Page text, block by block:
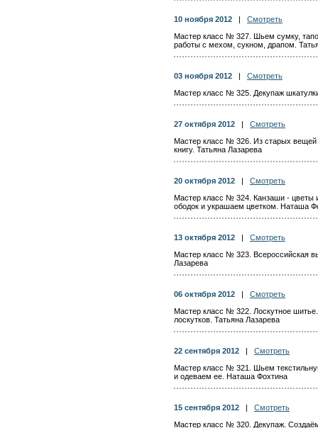
10 ноября 2012
Смотреть
Мастер класс № 327. Шьем сумку,
работы с мехом, сукном, драпом.
03 ноября 2012
Смотреть
Мастер класс № 325. Декупаж
27 октября 2012
Смотреть
Мастер класс № 326. Из старых
книгу. Татьяна Лазарева
20 октября 2012
Смотреть
Мастер класс № 324. Канзаши - цветы
ободок и украшаем цветком. Наташа
13 октября 2012
Смотреть
Мастер класс № 323. Всероссийская
Лазарева
06 октября 2012
Смотреть
Мастер класс № 322. Лоскутное
лоскутков. Татьяна Лазарева
22 сентября 2012
Смотреть
Мастер класс № 321. Шьем
и одеваем ее. Наташа Фохтина
15 сентября 2012
Смотреть
Мастер класс № 320. Декупаж.